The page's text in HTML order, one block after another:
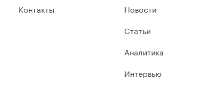
Контакты
Новости
Статьи
Аналитика
Интервью